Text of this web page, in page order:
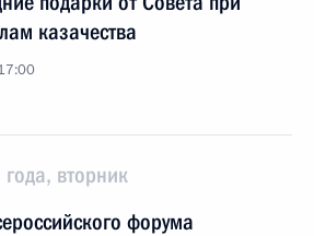
казачества
вторник
форума